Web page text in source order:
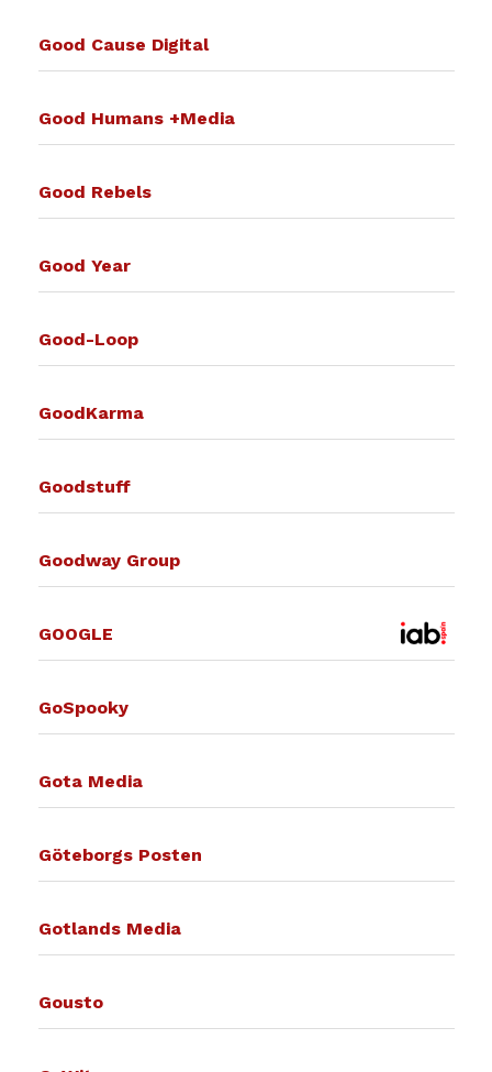
Good Cause Digital
Good Humans +Media
Good Rebels
Good Year
Good-Loop
GoodKarma
Goodstuff
Goodway Group
GOOGLE
GoSpooky
Gota Media
Göteborgs Posten
Gotlands Media
Gousto